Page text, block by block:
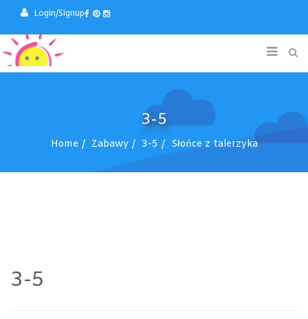
Login/Signup
3-5
Home Zabawy 3-5 Słońce z talerzyka
3-5